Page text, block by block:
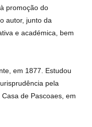
promoção do
autor, junto da
e académica, bem
em 1877. Estudou
pela
de Pascoaes, em